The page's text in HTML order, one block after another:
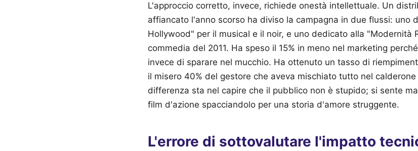
L'approccio corretto, invece, richiede onestà intellettuale. Un
affiancato l'anno scorso ha diviso la campagna in due flussi: uno
Hollywood" per il musical e il noir, e uno dedicato alla "Modernità
commedia del 2011. Ha speso il 15% in meno nel marketing
invece di sparare nel mucchio. Ha ottenuto un tasso di
il misero 40% del gestore che aveva mischiato tutto nel
differenza sta nel capire che il pubblico non è stupido; si sente
film d'azione spacciandolo per una storia d'amore struggente.
L'errore di sottovalutare l'impatto